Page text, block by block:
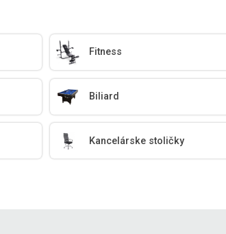
Fitness
Biliard
Kancelárske stoličky